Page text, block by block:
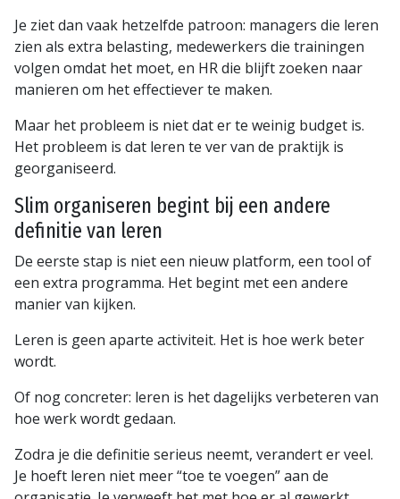
Je ziet dan vaak hetzelfde patroon: managers die leren
zien als extra belasting, medewerkers die trainingen
volgen omdat het moet, en HR die blijft zoeken naar
manieren om het effectiever te maken.
Maar het probleem is niet dat er te weinig budget is.
Het probleem is dat leren te ver van de praktijk is
georganiseerd.
Slim organiseren begint bij een andere
definitie van leren
De eerste stap is niet een nieuw platform, een tool of
een extra programma. Het begint met een andere
manier van kijken.
Leren is geen aparte activiteit. Het is hoe werk beter
wordt.
Of nog concreter: leren is het dagelijks verbeteren van
hoe werk wordt gedaan.
Zodra je die definitie serieus neemt, verandert er veel.
Je hoeft leren niet meer “toe te voegen” aan de